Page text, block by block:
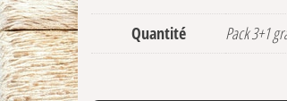
Quantité Pack 3+1